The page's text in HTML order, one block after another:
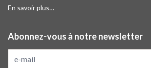
En savoir plus…
Abonnez-vous à notre newsletter